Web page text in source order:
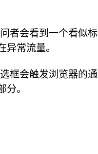
者会看到一个看似标
常流量。
框会触发浏览器的通
。